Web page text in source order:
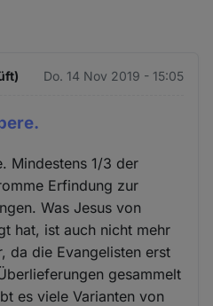
Do. 14 Nov 2019 - 15:05
Mindestens 1/3 der
Erfindung zur
Was Jesus von
hat, ist auch nicht mehr
da die Evangelisten erst
gesammelt
es viele Varianten von